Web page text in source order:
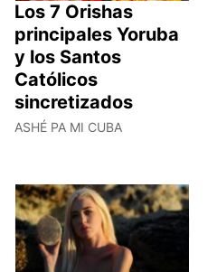
Los 7 Orishas
principales Yoruba
y los Santos
Católicos
sincretizados
ASHÉ PA MI CUBA